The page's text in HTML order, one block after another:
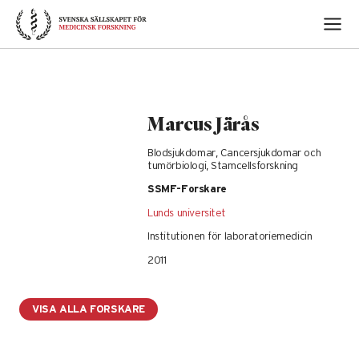
Skip
content
Marcus Järås
Blodsjukdomar, Cancersjukdomar och
tumörbiologi, Stamcellsforskning
SSMF-Forskare
Lunds universitet
Institutionen för laboratoriemedicin
2011
VISA ALLA FORSKARE